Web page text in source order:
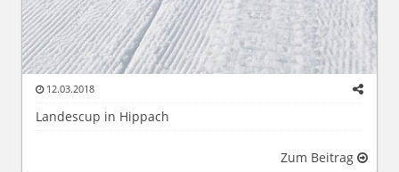
12.03.2018
Landescup in Hippach
Zum Beitrag